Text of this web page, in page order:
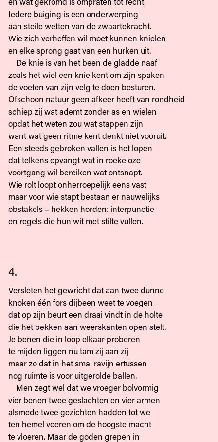
Iedere buiging is een onderwerping
aan steile wetten van de zwaartekracht.
Wie zich verheffen wil moet kunnen knielen
en elke sprong gaat van een hurken uit.
De knie is van het been de gladde naaf
zoals het wiel een knie kent om zijn spaken
de voeten van zijn velg te doen besturen.
Ofschoon natuur geen afkeer heeft van rondheid
schiep zij wat ademt zonder as en wielen
opdat het weten zou wat stappen zijn
want wat geen ritme kent denkt niet vooruit.
Een steeds gebroken vallen is het lopen
dat telkens opvangt wat in roekeloze
voortgang wil bereiken wat ontsnapt.
Wie rolt loopt onherroepelijk eens vast
maar voor wie stapt bestaan er nauwelijks
obstakels – hekken horden: interpunctie
en regels die hun wit met stilte vullen.
4.
Versleten het gewricht dat aan twee dunne
knoken één fors dijbeen weet te voegen
dat op zijn beurt een draai vindt in de holte
die het bekken aan weerskanten open stelt.
Je benen die in loop elkaar proberen
te mijden liggen nu tam zij aan zij
maar zo dat in het smal ravijn ertussen
nog ruimte is voor uitgerolde ballen.
Men zegt wel dat we vroeger bolvormig
vier benen twee geslachten en vier armen
alsmede twee gezichten hadden tot we
ten hemel voeren om de hoogste macht
te vloeren. Maar de goden grepen in